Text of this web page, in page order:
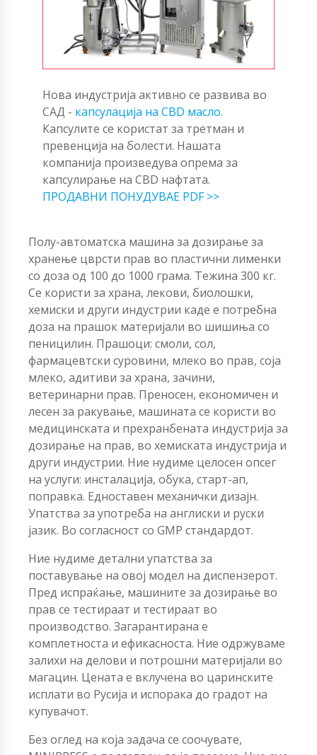
Нова индустрија активно се развива во
САД - капсулација на CBD масло.
Капсулите се користат за третман и
превенција на болести. Нашата
компанија произведува опрема за
капсулирање на CBD нафтата.
ПРОДАВНИ ПОНУДУВАЕ PDF >>
Полу-автоматска машина за дозирање за
хранење цврсти прав во пластични лименки
со доза од 100 до 1000 грама. Тежина 300 кг.
Се користи за храна, лекови, биолошки,
хемиски и други индустрии каде е потребна
доза на прашок материјали во шишиња со
пеницилин. Прашоци: смоли, сол,
фармацевтски суровини, млеко во прав, соја
млеко, адитиви за храна, зачини,
ветеринарни прав. Преносен, економичен и
лесен за ракување, машината се користи во
медицинската и прехранбената индустрија за
дозирање на прав, во хемиската индустрија и
други индустрии. Ние нудиме целосен опсег
на услуги: инсталација, обука, старт-ап,
поправка. Едноставен механички дизајн.
Упатства за употреба на англиски и руски
јазик. Во согласност со GMP стандардот.
Ние нудиме детални упатства за
поставување на овој модел на диспензерот.
Пред испраќање, машините за дозирање во
прав се тестираат и тестираат во
производство. Загарантирана е
комплетноста и ефикасноста. Ние одржуваме
залихи на делови и потрошни материјали во
магацин. Цената е вклучена во царинските
исплати во Русија и испорака до градот на
купувачот.
Без оглед на која задача се соочувате,